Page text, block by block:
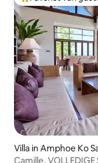
Topfavoriet van
Villa in Amphoe Ko
Camille,